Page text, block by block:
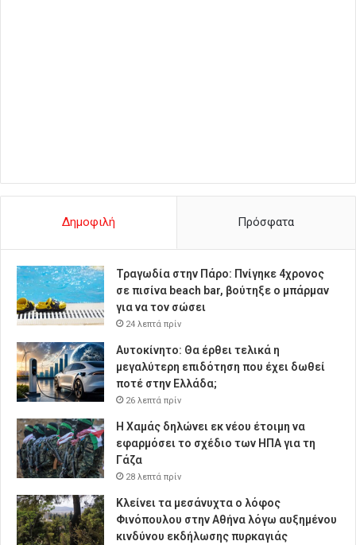
Δημοφιλή Πρόσφατα
Τραγωδία στην Πάρο: Πνίγηκε 4χρονος
σε πισίνα beach bar, βούτηξε ο μπάρμαν
για να τον σώσει
24 λεπτά πρίν
Αυτοκίνητο: Θα έρθει τελικά η
μεγαλύτερη επιδότηση που έχει δωθεί
ποτέ στην Ελλάδα;
26 λεπτά πρίν
Η Χαμάς δηλώνει εκ νέου έτοιμη να
εφαρμόσει το σχέδιο των ΗΠΑ για τη
Γάζα
28 λεπτά πρίν
Κλείνει τα μεσάνυχτα ο λόφος
Φινόπουλου στην Αθήνα λόγω αυξημένου
κινδύνου εκδήλωσης πυρκαγιάς